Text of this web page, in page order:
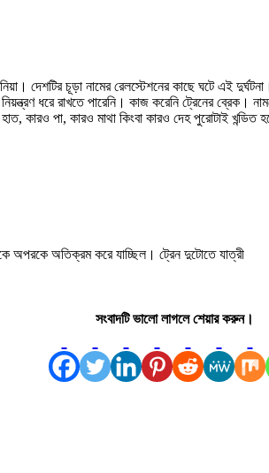
দেশটির চূড়া নামের রেলস্টেশনের কাছে ঘটে এই
ধরে রাখতে পারেনি। কাজ করেনি ট্রেনের
কারও পা, কারও মাথা কিংবা কারও দেহ পুরোটাই
অপরকে অতিক্রম করে যাচ্ছিল। ট্রেন দুটোতে যাত্রী
সংবাদটি ভালো লাগলে শেয়ার করুন।